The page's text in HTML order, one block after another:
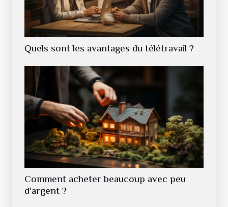
Quels sont les avantages du télétravail ?
Comment acheter beaucoup avec peu
d'argent ?